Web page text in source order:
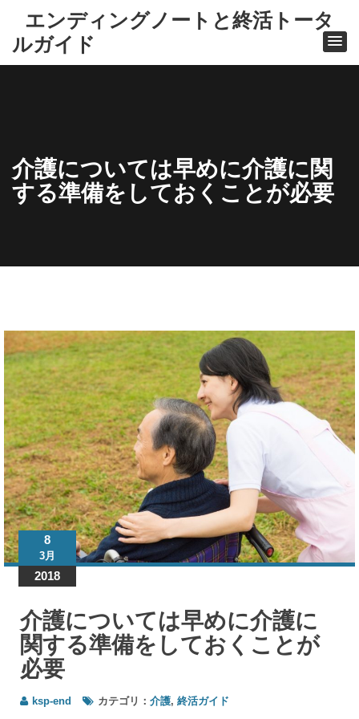
エンディングノートと終活トータ
ルガイド
介護については早めに介護に関
する準備をしておくことが必要
活
ガ
イ
ド
介護
につ
いて
は早
めに
介護
に関
する
準備
てお
くこ
とが
必要
8
3月
2018
介護については早めに介護に
関する準備をしておくことが
必要
ksp-end カテゴリ： 介護, 終活ガイド